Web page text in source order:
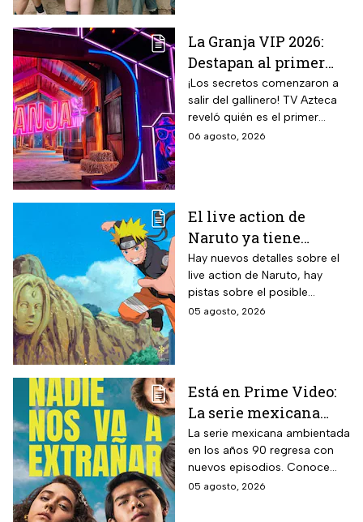
La Granja VIP 2026:
Destapan al primer
participante del
reality más viral de la
televisión mexicana
¡Los secretos comenzaron a
salir del gallinero! TV Azteca
reveló quién es el primer
granjero confirmado para la
06 agosto, 2026
El live action de
Naruto ya tiene
director y así avanza
el casting de la
película
Hay nuevos detalles sobre el
live action de Naruto, hay
pistas sobre el posible
enfoque de la historia y
05 agosto, 2026
Está en Prime Video:
La serie mexicana
noventera de la que
todos están hablando
y que se ve en un fin
de semana
La serie mexicana ambientada
en los años 90 regresa con
nuevos episodios. Conoce
cuándo se estrena, qué
05 agosto, 2026